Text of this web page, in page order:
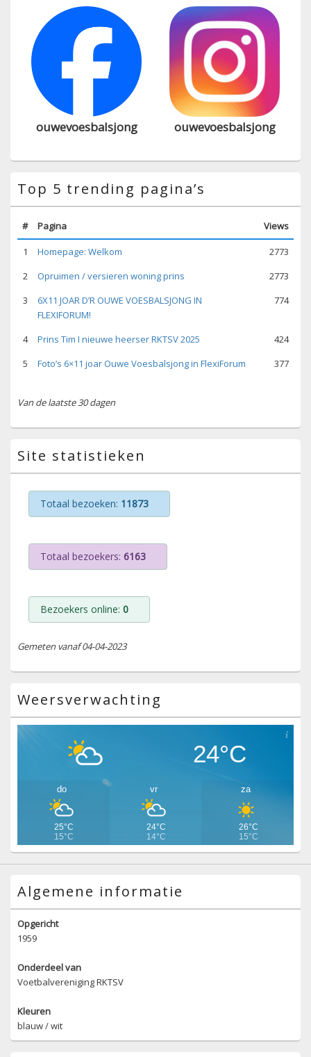
ouwevoesbalsjong ouwevoesbalsjong
Top 5 trending pagina’s
# Pagina Views
1 Homepage: Welkom
2773
2
Opruimen / versieren woning prins
2773
3
6X11 JOAR D’R OUWE VOESBALSJONG IN
FLEXIFORUM!
774
4 Prins Tim I nieuwe heerser RKTSV 2025
424
5
Foto’s 6×11 joar Ouwe Voesbalsjong in FlexiForum 377
Van de laatste 30 dagen
Site statistieken
Totaal bezoeken: 11873
Totaal bezoekers: 6163
Bezoekers online: 0
Gemeten vanaf 04-04-2023
Weersverwachting
24°C
do
25°C
15°C
vr
24°C
14°C
za
26°C
15°C
Algemene informatie
Opgericht
1959
Onderdeel van
Voetbalvereniging RKTSV
Kleuren
blauw / wit